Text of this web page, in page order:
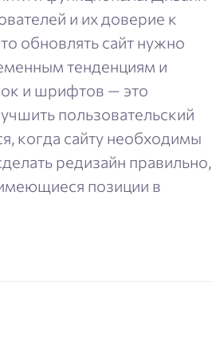
и их доверие к
обновлять сайт нужно
тенденциям и
и шрифтов — это
пользовательский
когда сайту необходимы
редизайн правильно,
позиции в